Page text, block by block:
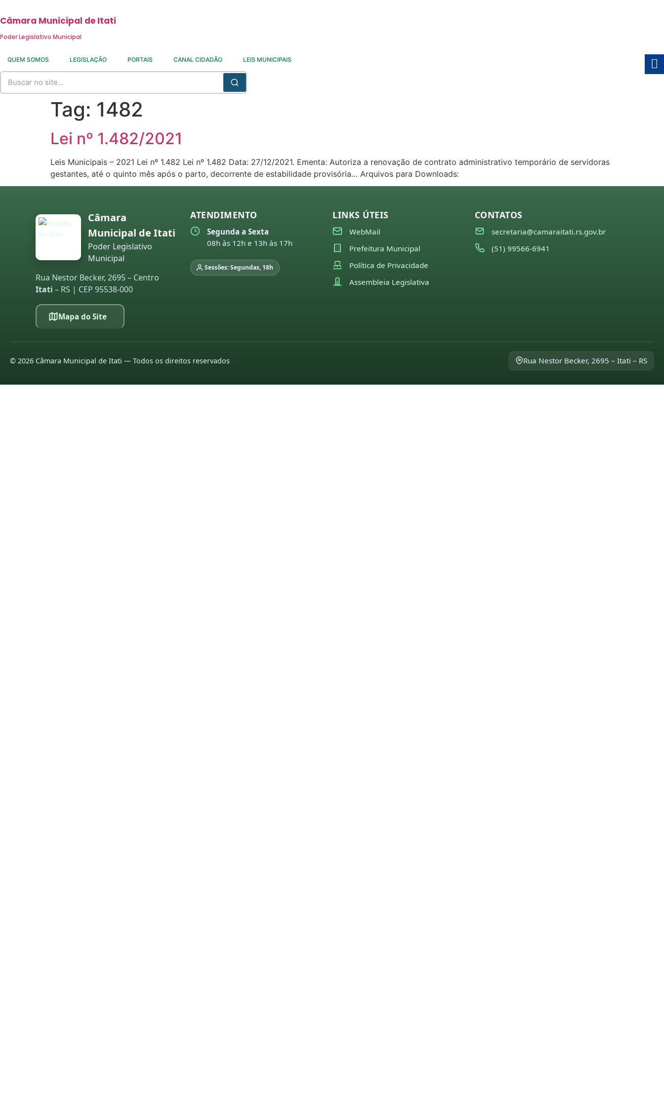
to
Câmara Municipal de Itati
Poder Legislativo Municipal
QUEM SOMOS LEGISLAÇÃO PORTAIS CANAL CIDADÃO LEIS MUNICIPAIS
Tag: 1482
Lei nº 1.482/2021
Leis Municipais – 2021 Lei nº 1.482 Lei nº 1.482 Data: 27/12/2021. Ementa: Autoriza a renovação de contrato administrativo temporário de servidoras
gestantes, até o quinto mês após o parto, decorrente de estabilidade provisória… Arquivos para Downloads:
Câmara
Municipal de Itati
Poder Legislativo
Municipal
Rua Nestor Becker, 2695 – Centro
Itati – RS | CEP 95538-000
Mapa do Site
ATENDIMENTO
Segunda a Sexta
08h às 12h e 13h às 17h
Sessões: Segundas, 18h
LINKS ÚTEIS
WebMail
Prefeitura Municipal
Política de Privacidade
Assembleia Legislativa
CONTATOS
secretaria@camaraitati.rs.gov.br
(51) 99566-6941
© 2026 Câmara Municipal de Itati — Todos os direitos reservados Rua Nestor Becker, 2695 – Itati – RS